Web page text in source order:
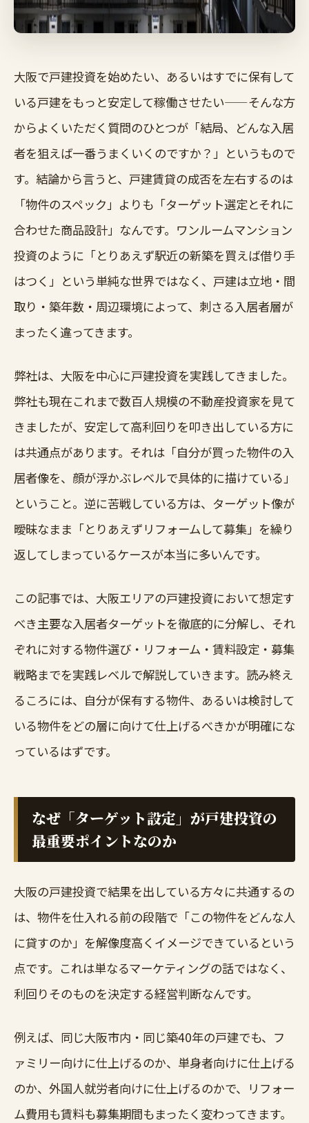
大阪で戸建投資を始めたい、あるいはすでに保有して
いる戸建をもっと安定して稼働させたい——そんな方
からよくいただく質問のひとつが「結局、どんな入居
者を狙えば一番うまくいくのですか？」というもので
す。結論から言うと、戸建賃貸の成否を左右するのは
「物件のスペック」よりも「ターゲット選定とそれに
合わせた商品設計」なんです。ワンルームマンション
投資のように「とりあえず駅近の新築を買えば借り手
はつく」という単純な世界ではなく、戸建は立地・間
取り・築年数・周辺環境によって、刺さる入居者層が
まったく違ってきます。
弊社は、大阪を中心に戸建投資を実践してきました。
弊社も現在これまで数百人規模の不動産投資家を見て
きましたが、安定して高利回りを叩き出している方に
は共通点があります。それは「自分が買った物件の入
居者像を、顔が浮かぶレベルで具体的に描けている」
ということ。逆に苦戦している方は、ターゲット像が
曖昧なまま「とりあえずリフォームして募集」を繰り
返してしまっているケースが本当に多いんです。
この記事では、大阪エリアの戸建投資において想定す
べき主要な入居者ターゲットを徹底的に分解し、それ
ぞれに対する物件選び・リフォーム・賃料設定・募集
戦略までを実践レベルで解説していきます。読み終え
るころには、自分が保有する物件、あるいは検討して
いる物件をどの層に向けて仕上げるべきかが明確にな
っているはずです。
なぜ「ターゲット設定」が戸建投資の
最重要ポイントなのか
大阪の戸建投資で結果を出している方々に共通するの
は、物件を仕入れる前の段階で「この物件をどんな人
に貸すのか」を解像度高くイメージできているという
点です。これは単なるマーケティングの話ではなく、
利回りそのものを決定する経営判断なんです。
例えば、同じ大阪市内・同じ築40年の戸建でも、フ
ァミリー向けに仕上げるのか、単身者向けに仕上げる
のか、外国人就労者向けに仕上げるのかで、リフォー
ム費用も賃料も募集期間もまったく変わってきます。